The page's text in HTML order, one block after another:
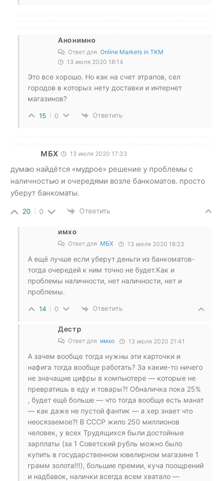
Анонимно
Ответ для Online Markets in TKM
13 июля 2020 18:14
Это все хорошо. Но как на счет этрапов, сел
городов в которых нету доставки и интернет
магазинов?
15 0 Ответить
МБХ 13 июля 2020 17:33
думаю найдётся «мудрое» решение у проблемы с
наличностью и очередями возле банкоматов. просто
уберут банкоматы.
20 0 Ответить
имхо
Ответ для МБХ 13 июля 2020 18:23
А ещё лучше если уберут деньги из банкоматов-
тогда очередей к ним точно не будет.Как и
проблемы наличности, нет наличности, нет и
проблемы.
14 0 Ответить
Дестр
Ответ для имхо 13 июля 2020 21:41
А зачем вообще тогда нужны эти карточки и
нафига тогда вообще работать? За какие-то ничего
не значащие цифры в компьютере — которые не
превратишь в еду и товары?! Обналичка пока 25%
, будет ещё больше — что тогда вообще есть манат
— как даже не пустой фантик — а хер знает что
неосязаемое?! В СССР жило 250 миллионов
человек, у всех Трудящихся были достойные
зарплаты (за 1 Советский рубль можно было
купить в государственном ювелирном магазине 1
грамм золота!!!), большие премии, куча поощрений
и надбавок, налички всегда всем хватало —